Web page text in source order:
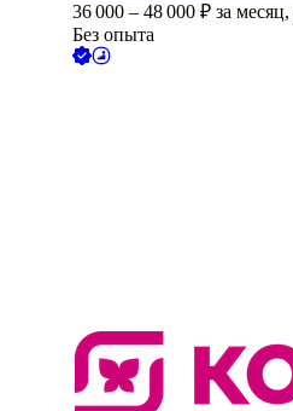
36 000 – 48 000 ₽ за месяц,
Без опыта